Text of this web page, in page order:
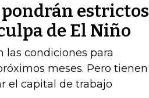
pondrán estrictos
de El Niño
las condiciones para
meses. Pero tienen
el capital de trabajo